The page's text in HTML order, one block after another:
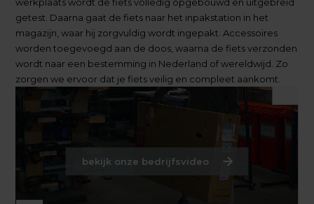
getest. Daarna gaat de fiets naar het inpakstation in het
magazijn, waar hij zorgvuldig wordt ingepakt. Accessoires
worden toegevoegd aan de doos, waarna de fiets verzonden
wordt naar een bestemming in Nederland of wereldwijd. Zo
zorgen we ervoor dat je fiets veilig en compleet aankomt.
bekijk onze bedrijfsvideo